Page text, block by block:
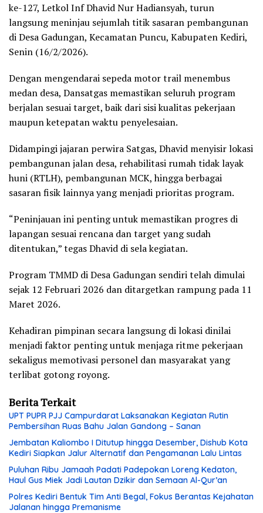
ke-127, Letkol Inf Dhavid Nur Hadiansyah, turun
langsung meninjau sejumlah titik sasaran pembangunan
di Desa Gadungan, Kecamatan Puncu, Kabupaten Kediri,
Senin (16/2/2026).
Dengan mengendarai sepeda motor trail menembus
medan desa, Dansatgas memastikan seluruh program
berjalan sesuai target, baik dari sisi kualitas pekerjaan
maupun ketepatan waktu penyelesaian.
Didampingi jajaran perwira Satgas, Dhavid menyisir lokasi
pembangunan jalan desa, rehabilitasi rumah tidak layak
huni (RTLH), pembangunan MCK, hingga berbagai
sasaran fisik lainnya yang menjadi prioritas program.
“Peninjauan ini penting untuk memastikan progres di
lapangan sesuai rencana dan target yang sudah
ditentukan,” tegas Dhavid di sela kegiatan.
Program TMMD di Desa Gadungan sendiri telah dimulai
sejak 12 Februari 2026 dan ditargetkan rampung pada 11
Maret 2026.
Kehadiran pimpinan secara langsung di lokasi dinilai
menjadi faktor penting untuk menjaga ritme pekerjaan
sekaligus memotivasi personel dan masyarakat yang
terlibat gotong royong.
Berita Terkait
UPT PUPR PJJ Campurdarat Laksanakan Kegiatan Rutin
Pembersihan Ruas Bahu Jalan Gandong – Sanan
Jembatan Kaliombo I Ditutup hingga Desember, Dishub Kota
Kediri Siapkan Jalur Alternatif dan Pengamanan Lalu Lintas
Puluhan Ribu Jamaah Padati Padepokan Loreng Kedaton,
Haul Gus Miek Jadi Lautan Dzikir dan Semaan Al-Qur’an
Polres Kediri Bentuk Tim Anti Begal, Fokus Berantas Kejahatan
Jalanan hingga Premanisme